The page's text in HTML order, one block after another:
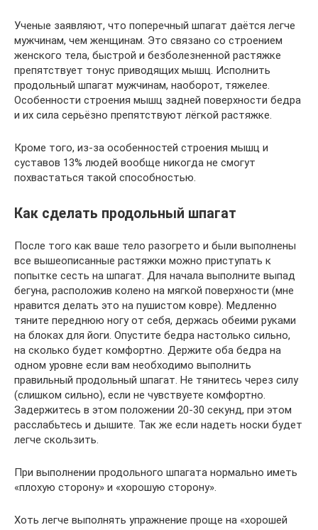
Ученые заявляют, что поперечный шпагат даётся легче
мужчинам, чем женщинам. Это связано со строением
женского тела, быстрой и безболезненной растяжке
препятствует тонус приводящих мышц. Исполнить
продольный шпагат мужчинам, наоборот, тяжелее.
Особенности строения мышц задней поверхности бедра
и их сила серьёзно препятствуют лёгкой растяжке.
Кроме того, из-за особенностей строения мышц и
суставов 13% людей вообще никогда не смогут
похвастаться такой способностью.
Как сделать продольный шпагат
После того как ваше тело разогрето и были выполнены
все вышеописанные растяжки можно приступать к
попытке сесть на шпагат. Для начала выполните выпад
бегуна, расположив колено на мягкой поверхности (мне
нравится делать это на пушистом ковре). Медленно
тяните переднюю ногу от себя, держась обеими руками
на блоках для йоги. Опустите бедра настолько сильно,
на сколько будет комфортно. Держите оба бедра на
одном уровне если вам необходимо выполнить
правильный продольный шпагат. Не тянитесь через силу
(слишком сильно), если не чувствуете комфортно.
Задержитесь в этом положении 20-30 секунд, при этом
расслабьтесь и дышите. Так же если надеть носки будет
легче скользить.
При выполнении продольного шпагата нормально иметь
«плохую сторону» и «хорошую сторону».
Хоть легче выполнять упражнение проще на «хорошей